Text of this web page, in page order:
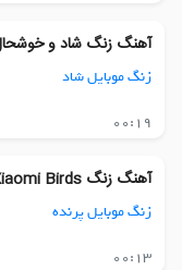
آهنگ زنگ شاد و
زنگ موبایل شاد
00:19
آهنگ زنگ Xiaomi Birds پرنده دیجیتالی
زنگ موبایل پرنده
00:13